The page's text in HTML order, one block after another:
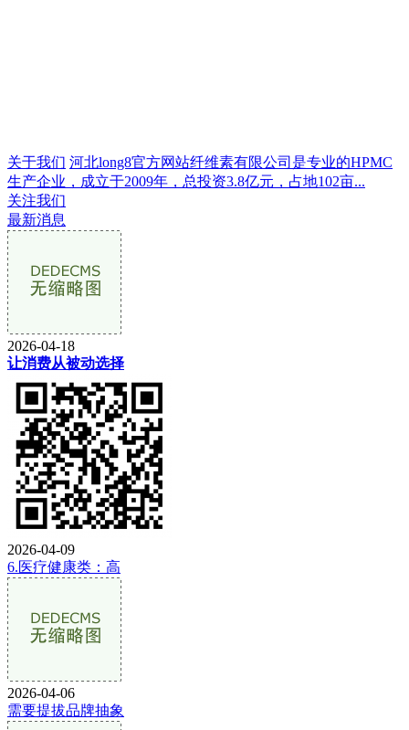
关于我们 河北long8官方网站纤维素有限公司是专业的HPMC
生产企业，成立于2009年，总投资3.8亿元，占地102亩...
关注我们
最新消息
2026-04-18
让消费从被动选择
2026-04-09
6.医疗健康类：高
2026-04-06
需要提拔品牌抽象